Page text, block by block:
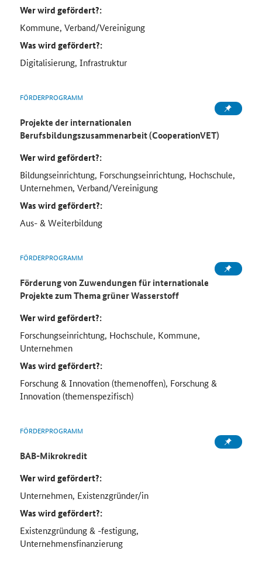
Wer wird gefördert?:
Kommune, Verband/Vereinigung
Was wird gefördert?:
Digitalisierung, Infrastruktur
FÖRDERPROGRAMM
Projekte der internationalen
Berufsbildungszusammenarbeit (CooperationVET)
Wer wird gefördert?:
Bildungseinrichtung, Forschungseinrichtung, Hochschule,
Unternehmen, Verband/Vereinigung
Was wird gefördert?:
Aus- & Weiterbildung
FÖRDERPROGRAMM
Förderung von Zuwendungen für internationale
Projekte zum Thema grüner Wasserstoff
Wer wird gefördert?:
Forschungseinrichtung, Hochschule, Kommune,
Unternehmen
Was wird gefördert?:
Forschung & Innovation (themenoffen), Forschung &
Innovation (themenspezifisch)
FÖRDERPROGRAMM
BAB-Mikrokredit
Wer wird gefördert?:
Unternehmen, Existenzgründer/in
Was wird gefördert?:
Existenzgründung & -festigung,
Unternehmensfinanzierung